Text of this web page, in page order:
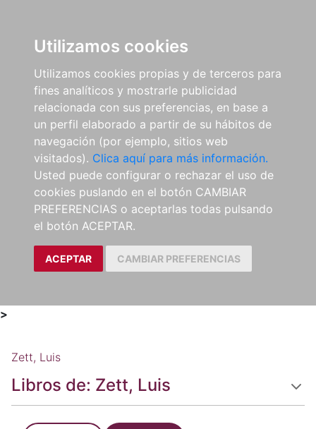
Utilizamos cookies
Utilizamos cookies propias y de terceros para
fines analíticos y mostrarle publicidad
relacionada con sus preferencias, en base a
un perfil elaborado a partir de su hábitos de
navegación (por ejemplo, sitios web
visitados). Clica aquí para más información.
Usted puede configurar o rechazar el uso de
cookies puslando en el botón CAMBIAR
PREFERENCIAS o aceptarlas todas pulsando
el botón ACEPTAR.
ACEPTAR CAMBIAR PREFERENCIAS
>
Zett, Luis
Libros de: Zett, Luis